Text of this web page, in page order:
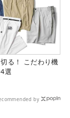
る！ こだわり機
選
by